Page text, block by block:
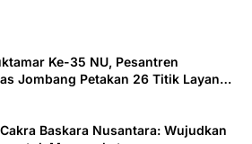
Ke-35 NU, Pesantren
Jombang Petakan 26 Titik Layanan
Baskara Nusantara: Wujudkan